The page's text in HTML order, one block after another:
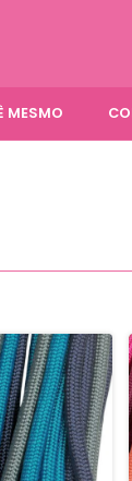
MESMO